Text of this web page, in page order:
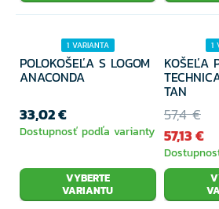
1 VARIANTA
POLOKOŠEĽA S LOGOM
ANACONDA
33,02 €
Dostupnosť podľa varianty
VYBERTE
VARIANTU
1
KOŠEĽA
TAN
57,4 €
57,13 €